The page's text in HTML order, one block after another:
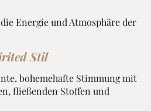
Energie und Atmosphäre der
Stil
bohemehafte Stimmung mit
fließenden Stoffen und